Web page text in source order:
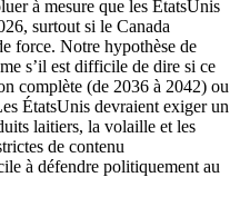
à mesure que les ÉtatsUnis
surtout si le Canada
force. Notre hypothèse de
s’il est difficile de dire si ce
complète (de 2036 à 2042) ou
ÉtatsUnis devraient exiger un
laitiers, la volaille et les
de contenu
à défendre politiquement au